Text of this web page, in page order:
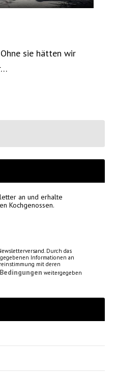
sie hätten wir
an und erhalte
Kochgenossen.
Durch das
Informationen an
mit deren
Bedingungen weitergegeben